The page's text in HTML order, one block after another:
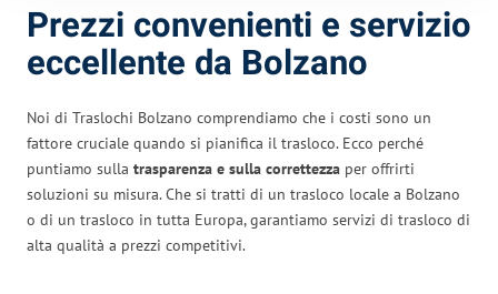
Prezzi convenienti e servizio
eccellente da Bolzano
Noi di Traslochi Bolzano comprendiamo che i costi sono un
fattore cruciale quando si pianifica il trasloco. Ecco perché
puntiamo sulla trasparenza e sulla correttezza per offrirti
soluzioni su misura. Che si tratti di un trasloco locale a Bolzano
o di un trasloco in tutta Europa, garantiamo servizi di trasloco di
alta qualità a prezzi competitivi.